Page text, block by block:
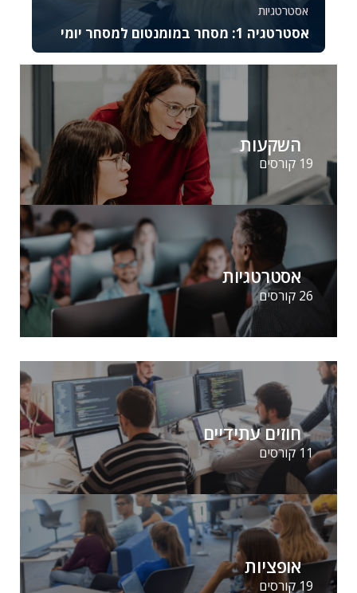
אסטרטגיות
אסטרטגיה 1: מסחר במומנטום למסחר יומי
ומתאים לסוחרים יומיים מתקדמים המעוניינים לנצל
37045
השקעות
19 קורסים
אסטרטגיות
26 קורסים
חוזים עתידיים
11 קורסים
אופציות
19 קורסים